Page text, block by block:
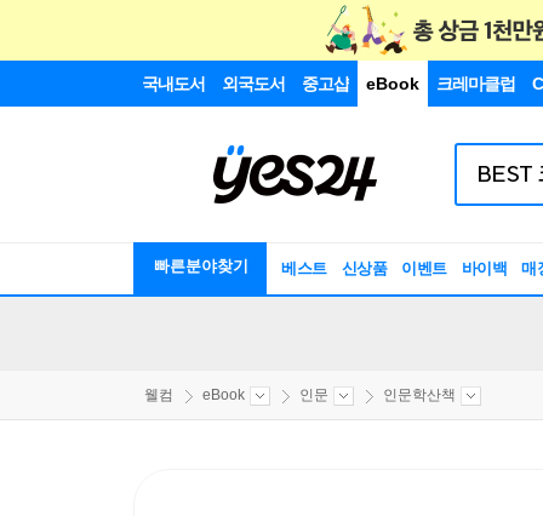
국내도서 외국도서 중고샵 eBook 크레마클럽
빠른분야찾기 베스트 신상품 이벤트 바이백 매
웰컴 eBook 인문 인문학산책